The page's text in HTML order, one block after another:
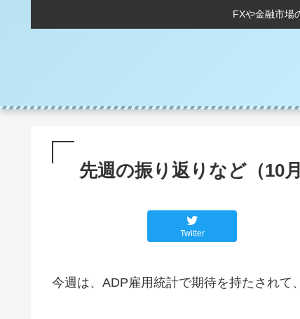
FXや金融市場
先週の振り返りなど（10月
Twitter
今週は、ADP雇用統計で期待を持たされて